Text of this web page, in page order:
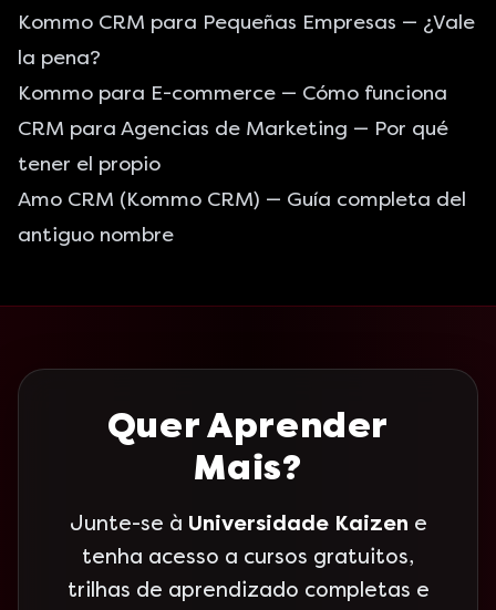
Kommo CRM para Pequeñas Empresas — ¿Vale
la pena?
Kommo para E-commerce — Cómo funciona
CRM para Agencias de Marketing — Por qué
tener el propio
Amo CRM (Kommo CRM) — Guía completa del
antiguo nombre
Quer Aprender
Mais?
Junte-se à Universidade Kaizen e
tenha acesso a cursos gratuitos,
trilhas de aprendizado completas e